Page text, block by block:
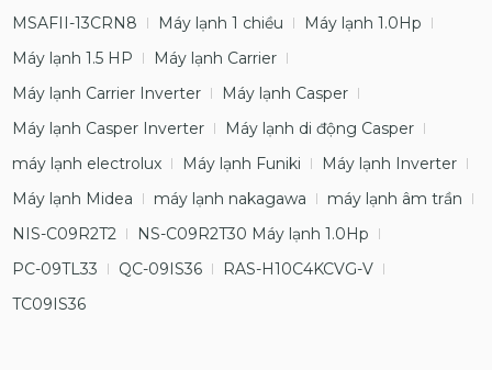
MSAFII-13CRN8
Máy lạnh 1 chiều
Máy lạnh 1.0Hp
Máy lạnh 1.5 HP
Máy lạnh Carrier
Máy lạnh Carrier Inverter
Máy lạnh Casper
Máy lạnh Casper Inverter
Máy lạnh di động Casper
máy lạnh electrolux
Máy lạnh Funiki
Máy lạnh Inverter
Máy lạnh Midea
máy lạnh nakagawa
máy lạnh âm trần
NIS-C09R2T2
NS-C09R2T30 Máy lạnh 1.0Hp
PC-09TL33
QC-09IS36
RAS-H10C4KCVG-V
TC09IS36